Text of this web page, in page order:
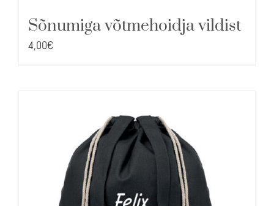
Sõnumiga võtmehoidja vildist
4,00€